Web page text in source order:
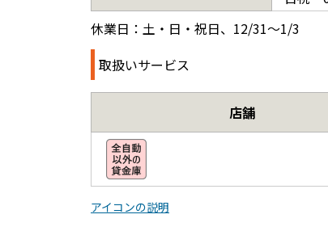
休業日：土・日・祝日、12/31～1/3
取扱いサービス
店舗
アイコンの説明